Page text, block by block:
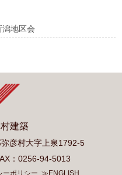
地区会
建築
彦村大字上泉1792-5
：0256-94-5013
ポリシー ≫ENGLISH